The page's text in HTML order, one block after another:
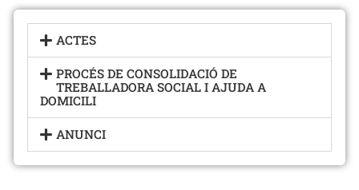
PROCÉS DE
CONSOLIDACIÓ
DE
TREBALLADOR
A SOCIAL I
AUXILIAR
ACTES
PROCÉS DE CONSOLIDACIÓ DE
TREBALLADORA SOCIAL I AJUDA A
DOMICILI
ANUNCI